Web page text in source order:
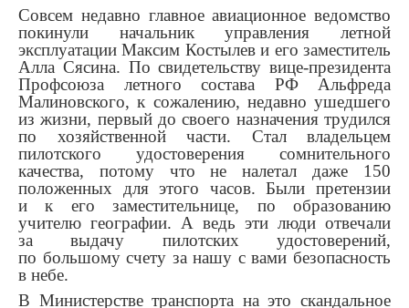
Совсем недавно главное авиационное ведомство
покинули начальник управления летной
эксплуатации Максим Костылев и его заместитель
Алла Сясина. По свидетельству вице-президента
Профсоюза летного состава РФ Альфреда
Малиновского, к сожалению, недавно ушедшего
из жизни, первый до своего назначения трудился
по хозяйственной части. Стал владельцем
пилотского удостоверения сомнительного
качества, потому что не налетал даже 150
положенных для этого часов. Были претензии
и к его заместительнице, по образованию
учителю географии. А ведь эти люди отвечали
за выдачу пилотских удостоверений,
по большому счету за нашу с вами безопасность
в небе.
В Министерстве транспорта на это скандальное